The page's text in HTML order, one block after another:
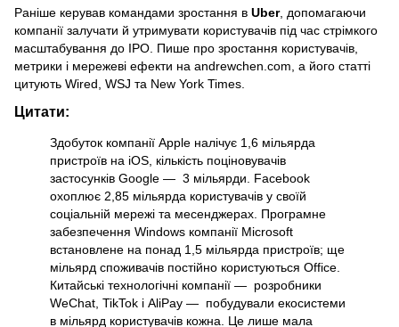
Раніше керував командами зростання в Uber, допомагаючи
компанії залучати й утримувати користувачів під час стрімкого
масштабування до IPO. Пише про зростання користувачів,
метрики і мережеві ефекти на andrewchen.com, а його статті
цитують Wired, WSJ та New York Times.
Цитати:
Здобуток компанії Apple налічує 1,6 мільярда
пристроїв на iOS, кількість поціновувачів
застосунків Google — 3 мільярди. Facebook
охоплює 2,85 мільярда користувачів у своїй
соціальній мережі та месенджерах. Програмне
забезпечення Windows компанії Microsoft
встановлене на понад 1,5 мільярда пристроїв; ще
мільярд споживачів постійно користуються Office.
Китайські технологічні компанії — розробники
WeChat, TikTok і AliPay — побудували екосистеми
в мільярд користувачів кожна. Це лише мала